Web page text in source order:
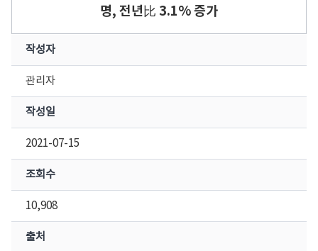
명, 전년比 3.1% 증가
작성자
관리자
작성일
2021-07-15
조회수
10,908
출처